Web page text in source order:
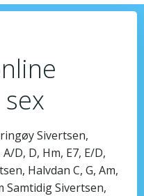
Sivertsen,
D, D, Hm, E7, E/D,
Halvdan C, G, Am,
Samtidig Sivertsen,